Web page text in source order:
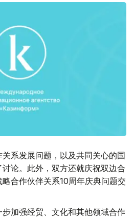
系发展问题，以及共同关心的国
论。此外，双方还就庆祝双边合
合作伙伴关系10周年庆典问题交
加强经贸、文化和其他领域合作